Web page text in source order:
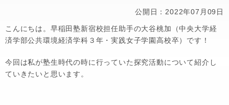
公開日：2022年07月09日
こんにちは。早稲田塾新宿校担任助手の大谷桃加（中央大学経
済学部公共環境経済学科３年・実践女子学園高校卒）です！
今回は私が塾生時代の時に行っていた探究活動について紹介し
ていきたいと思います。